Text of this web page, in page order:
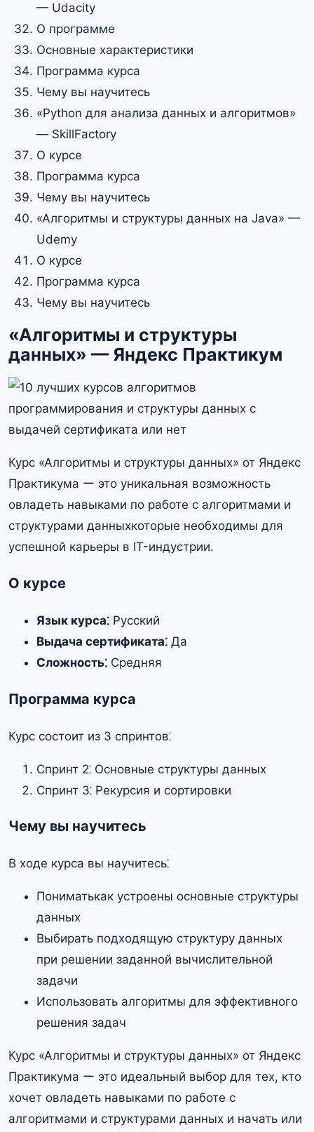
— Udacity
О программе
Основные характеристики
Программа курса
Чему вы научитесь
«Python для анализа данных и алгоритмов»
— SkillFactory
О курсе
Программа курса
Чему вы научитесь
«Алгоритмы и структуры данных на Java» —
Udemy
О курсе
Программа курса
Чему вы научитесь
«Алгоритмы и структуры
данных» — Яндекс Практикум
Курс «Алгоритмы и структуры данных» от Яндекс
Практикума ー это уникальная возможность
овладеть навыками по работе с алгоритмами и
структурами данныхкоторые необходимы для
успешной карьеры в IT-индустрии.
О курсе
Язык курса⁚ Русский
Выдача сертификата⁚ Да
Сложность⁚ Средняя
Программа курса
Курс состоит из 3 спринтов⁚
Спринт 2⁚ Основные структуры данных
Спринт 3⁚ Рекурсия и сортировки
Чему вы научитесь
В ходе курса вы научитесь⁚
Пониматькак устроены основные структуры
данных
Выбирать подходящую структуру данных
при решении заданной вычислительной
задачи
Использовать алгоритмы для эффективного
решения задач
Курс «Алгоритмы и структуры данных» от Яндекс
Практикума ー это идеальный выбор для тех, кто
хочет овладеть навыками по работе с
алгоритмами и структурами данных и начать или